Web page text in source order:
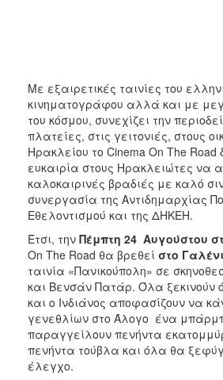
2010
2006
ΤΟΠΟΣ
ΠΟΛΙΤΙΣΜΟΣ
ΑΝΘΕΚΤΙΚΗ
ΠΟΛΗ
Με εξαιρετικές ταινίες του
κινηματογράφου αλλά και με
του κόσμου, συνεχίζει την
πλατείες, στις γειτονιές, στους
Ηρακλείου το Cinema On The Road
ευκαιρία στους Ηρακλειώτες να
καλοκαιρινές βραδιές με καλό
συνεργασία της Αντιδημαρχίας
Εθελοντισμού και της ΔΗΚΕΗ.
Έτσι, την Πέμπτη 24 Αυγούστου
On The Road θα βρεθεί στο
ταινία «Πανικούπολη» σε
και Βενσάν Πατάρ. Όλα ξεκινούν
και ο Ινδιάνος αποφασίζουν να
γενεθλίων στο Άλογο ένα
παραγγείλουν πενήντα
πενήντα τούβλα και όλα θα
έλεγχο.